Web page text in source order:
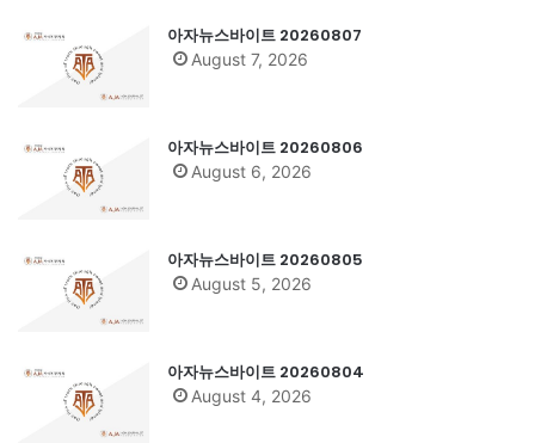
아자뉴스바이트 20260807
August 7, 2026
아자뉴스바이트 20260806
August 6, 2026
아자뉴스바이트 20260805
August 5, 2026
아자뉴스바이트 20260804
August 4, 2026